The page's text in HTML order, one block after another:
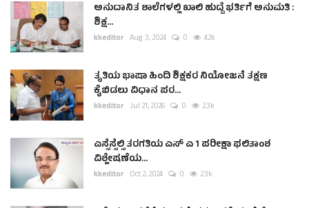
ಅನುದಾನಿತ ಶಾಲೆಗಳಲ್ಲಿ ಖಾಲಿ ಹುದ್ದೆ ಭರ್ತಿಗೆ ಅನುಮತಿ :
ಶಿಕ್ಷ...
kkeditor Aug 3, 2024 0 4.2k
ತೃತಿಯ ಭಾಷಾ ಹಿಂದಿ ಶಿಕ್ಷಕರ ನಿಯೋಜನೆ ತಕ್ಷಣ
ಕೈಬಿಡಲು ವಿಧಾನ ಪರ...
kkeditor Jul 21, 2026 0 2.3k
ಎಸ್ಸೆಸ್ಸೆಲ್ಸಿ ತರಗತಿಯ ಎಸ್ ಎ 1 ಪರೀಕ್ಷಾ ಫಲಿತಾಂಶ
ವಿಶ್ಲೇಷಣೆಯ...
kkeditor Oct 2, 2024 0 2.3k